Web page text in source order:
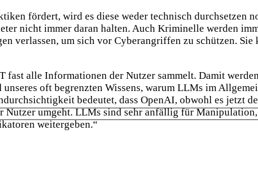
fördert, wird es diese weder technisch
nicht immer daran halten. Auch Kriminelle werden
verlassen, um sich vor Cyberangriffen zu schützen.
alle Informationen der Nutzer sammelt. Damit
oft begrenzten Wissens, warum LLMs im
bedeutet, dass OpenAI, obwohl es jetzt
umgeht. LLMs sind sehr anfällig für
weitergeben.“